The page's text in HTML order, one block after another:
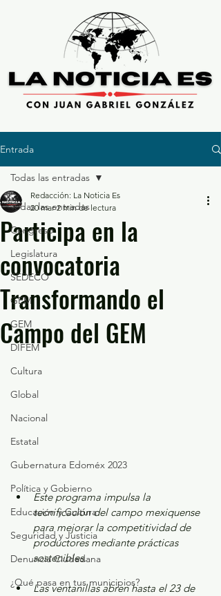
Entrada
Todas las entradas
Congreso
Legislatura
SEDECO
GEM
GEM
DIFEM
Cultura
Global
Nacional
Estatal
Gubernatura Edoméx 2023
Política y Gobierno
Educación y Cultura
Seguridad y Justicia
Denuncia Ciudadana
¿Qué pasa en tus municipios?
Todas las entradas
Participa en la
convocatoria
Transformando el
Campo del GEM
Redacción: La Noticia Es
20 mar 2 min de lectura
Este programa impulsa la
tecnificación del campo mexiquense
para mejorar la competitividad de
productores mediante prácticas
sostenibles.
Las ventanillas abren hasta el 23 de